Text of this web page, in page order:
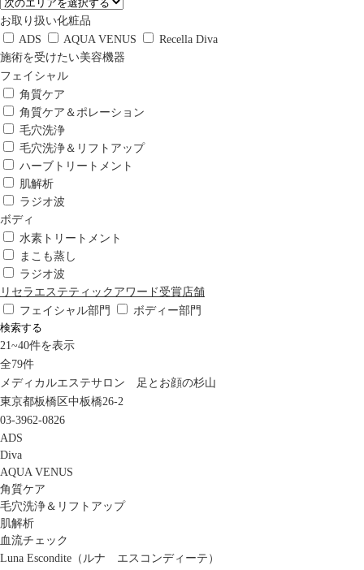
お取り扱い化粧品
ADS
AQUA VENUS
Recella Diva
施術を受けたい美容機器
フェイシャル
角質ケア
角質ケア＆ポレーション
毛穴洗浄
毛穴洗浄＆リフトアップ
ハーブトリートメント
肌解析
ラジオ波
ボディ
水素トリートメント
まこも蒸し
ラジオ波
リセラエステティックアワード受賞店舗
フェイシャル部門
ボディー部門
検索する
21~40件を表示
全79件
メディカルエステサロン 足とお顔の杉山
東京都板橋区中板橋26-2
03-3962-0826
ADS
Diva
AQUA VENUS
角質ケア
毛穴洗浄＆リフトアップ
肌解析
血流チェック
Luna Escondite（ルナ エスコンディーテ）